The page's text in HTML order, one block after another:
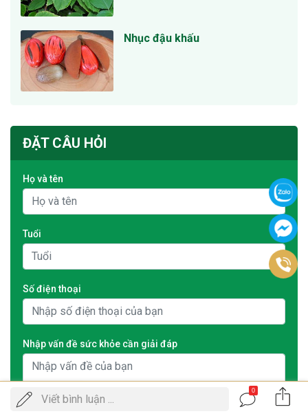
Nhục đậu khấu
ĐẶT CÂU HỎI
Họ và tên
Tuổi
Số điện thoại
Nhập vấn đề sức khỏe cần giải đáp
Viết bình luận ...
0
Gọi
ĐẶT LỊCH KHÁM